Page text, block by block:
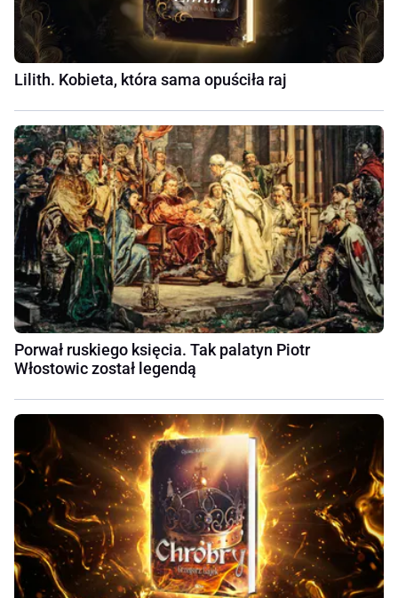
Lilith. Kobieta, która sama opuściła raj
Porwał ruskiego księcia. Tak palatyn Piotr
Włostowic został legendą